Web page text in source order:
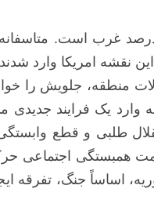
می بینید، تولید صد درصد
امریکا وارد
منطقه، جلویش را
وارد یک فرایند
طلبی و قطع
همبستگی اجتماعی
اساساً جنگ، تفرقه